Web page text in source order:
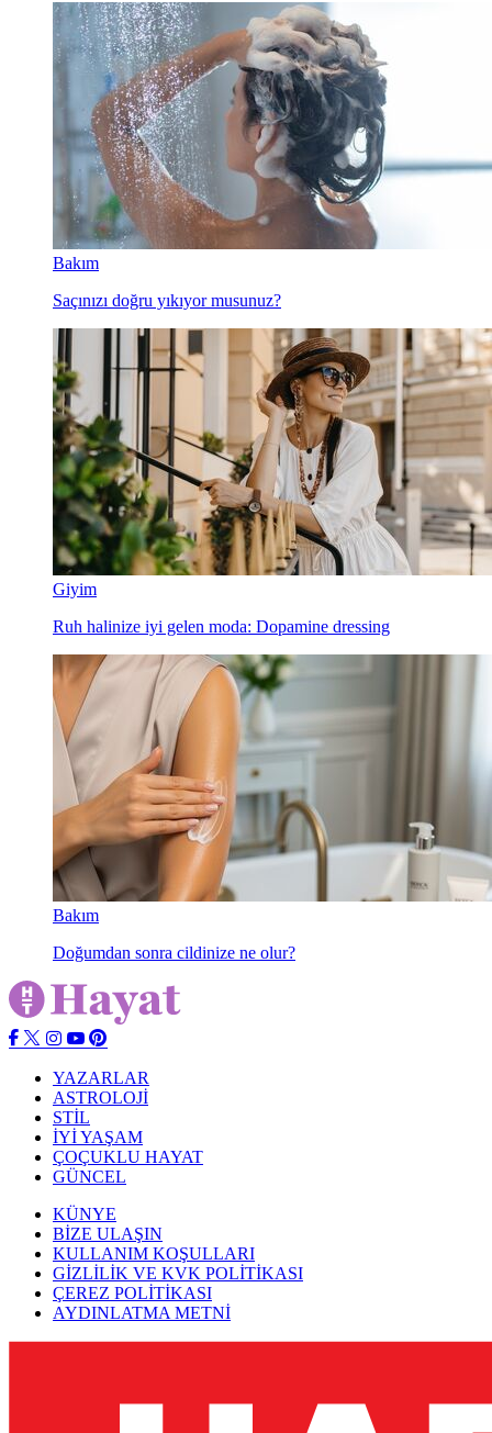
Bakım
Saçınızı doğru yıkıyor musunuz?
Giyim
Ruh halinize iyi gelen moda: Dopamine dressing
Bakım
Doğumdan sonra cildinize ne olur?
YAZARLAR
ASTROLOJİ
STİL
İYİ YAŞAM
ÇOÇUKLU HAYAT
GÜNCEL
KÜNYE
BİZE ULAŞIN
KULLANIM KOŞULLARI
GİZLİLİK VE KVK POLİTİKASI
ÇEREZ POLİTİKASI
AYDINLATMA METNİ